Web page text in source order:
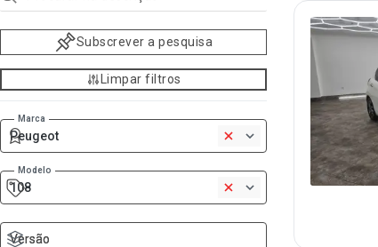
Subscrever a pesquisa
Limpar filtros
Marca
Peugeot
Modelo
108
Versão
Versão